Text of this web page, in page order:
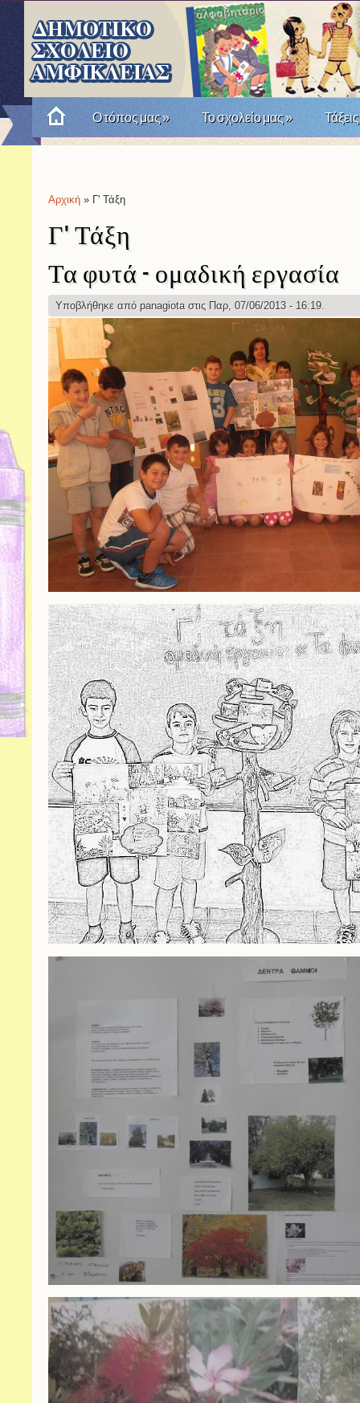
Ο τόπος μας» Το σχολείο μας» Τάξεις
Είστε εδώ
Αρχική » Γ' Τάξη
Γ' Τάξη
Τα φυτά - ομαδική εργασία
Υποβλήθηκε από panagiotaστις Παρ, 07/06/2013 - 16:19.